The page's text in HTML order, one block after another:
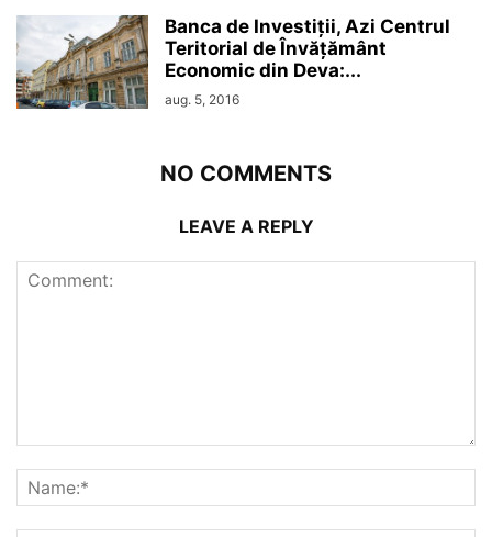
Banca de Investiții, Azi Centrul
Teritorial de Învățământ
Economic din Deva:...
aug. 5, 2016
NO COMMENTS
LEAVE A REPLY